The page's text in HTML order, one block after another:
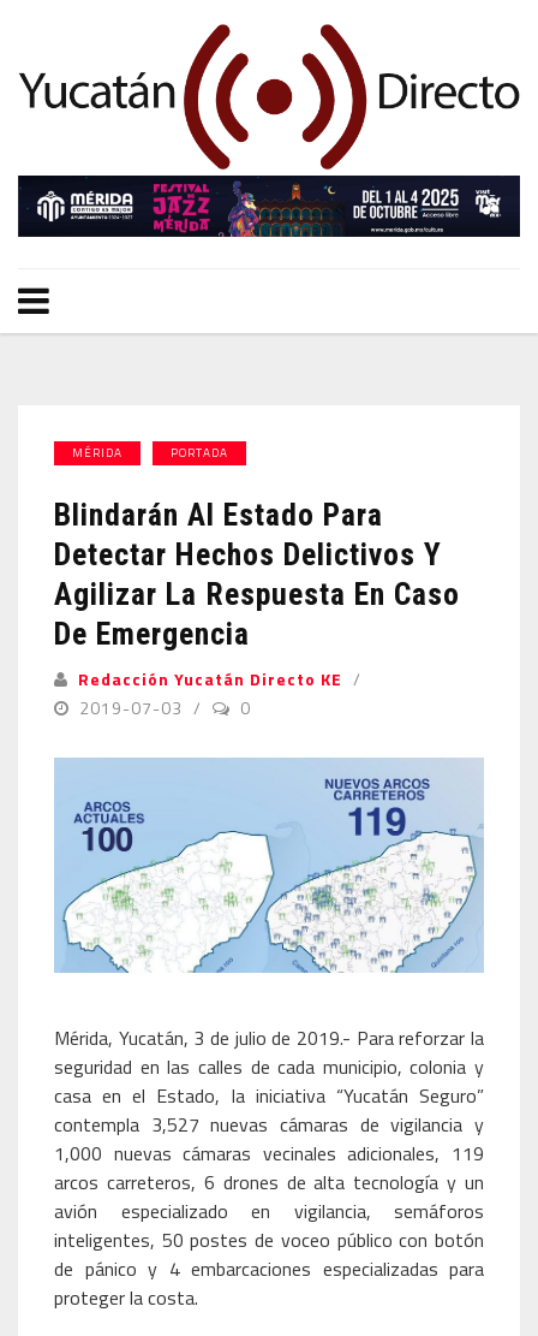
MÉRIDA PORTADA
Blindarán Al Estado Para
Detectar Hechos Delictivos Y
Agilizar La Respuesta En Caso
De Emergencia
Redacción Yucatán Directo KE
2019-07-03
0
Mérida, Yucatán, 3 de julio de 2019.- Para reforzar la
seguridad en las calles de cada municipio, colonia y
casa en el Estado, la iniciativa “Yucatán Seguro”
contempla 3,527 nuevas cámaras de vigilancia y
1,000 nuevas cámaras vecinales adicionales, 119
arcos carreteros, 6 drones de alta tecnología y un
avión especializado en vigilancia, semáforos
inteligentes, 50 postes de voceo público con botón
de pánico y 4 embarcaciones especializadas para
proteger la costa.